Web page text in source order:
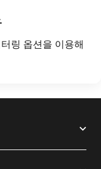
링 옵션을 이용해